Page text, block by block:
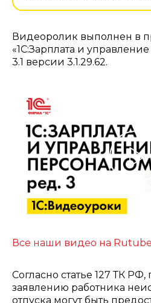
Видеоролик выполнен в
«1С:Зарплата и
3.1 версии 3.1.29.62.
Все наши видео на Rutube
Согласно статье 127 ТК
заявлению работника
отпуска могут быть